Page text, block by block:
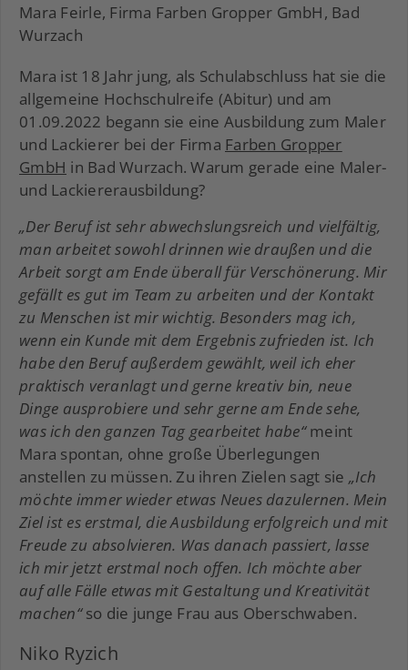
Mara Feirle, Firma Farben Gropper GmbH, Bad
Wurzach
Mara ist 18 Jahr jung, als Schulabschluss hat sie die
allgemeine Hochschulreife (Abitur) und am
01.09.2022 begann sie eine Ausbildung zum Maler
und Lackierer bei der Firma Farben Gropper
GmbH in Bad Wurzach. Warum gerade eine Maler-
und Lackiererausbildung?
„Der Beruf ist sehr abwechslungsreich und vielfältig,
man arbeitet sowohl drinnen wie draußen und die
Arbeit sorgt am Ende überall für Verschönerung. Mir
gefällt es gut im Team zu arbeiten und der Kontakt
zu Menschen ist mir wichtig. Besonders mag ich,
wenn ein Kunde mit dem Ergebnis zufrieden ist. Ich
habe den Beruf außerdem gewählt, weil ich eher
praktisch veranlagt und gerne kreativ bin, neue
Dinge ausprobiere und sehr gerne am Ende sehe,
was ich den ganzen Tag gearbeitet habe“meint
Mara spontan, ohne große Überlegungen
anstellen zu müssen. Zu ihren Zielen sagt sie „Ich
möchte immer wieder etwas Neues dazulernen. Mein
Ziel ist es erstmal, die Ausbildung erfolgreich und mit
Freude zu absolvieren. Was danach passiert, lasse
ich mir jetzt erstmal noch offen. Ich möchte aber
auf alle Fälle etwas mit Gestaltung und Kreativität
machen“so die junge Frau aus Oberschwaben.
Niko Ryzich